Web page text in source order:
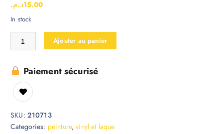
15.00د.م.
In stock
Ajouter au panier
Paiement sécurisé
SKU: 210713
Categories: peinture,vinyl et laque